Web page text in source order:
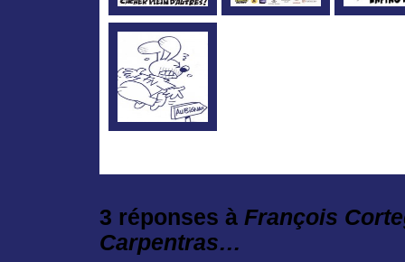
3 réponses à François
Carpentras…